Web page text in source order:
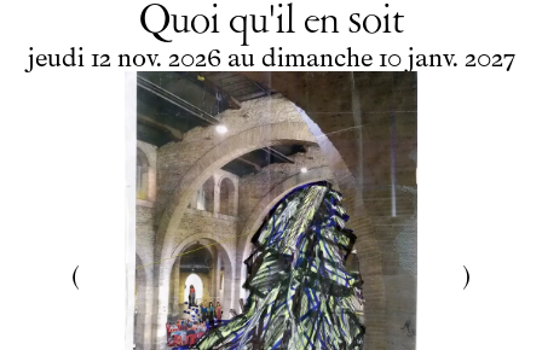
Quoi qu'il en soit
du
jeudi
jeudi 12 novembre
nov. 2026 au au
dimanche
dimanche 10 janvier
janv. 2027